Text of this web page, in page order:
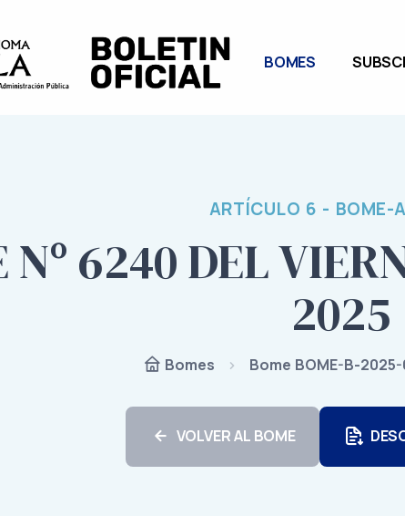
BOMES
ARTÍCULO 6 - BOME-
Nº 6240 DEL
2025
Bomes Bome BOME-B-
VOLVER AL BOME